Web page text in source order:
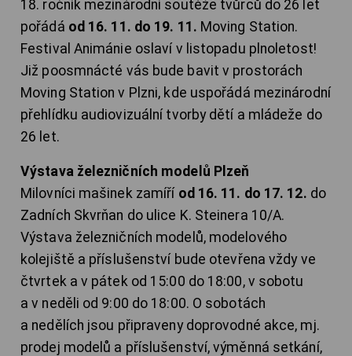
18. ročník mezinárodní soutěže tvůrců do 26 let
pořádá od 16. 11. do 19. 11. Moving Station.
Festival Animánie oslaví v listopadu plnoletost!
Již poosmnácté vás bude bavit v prostorách
Moving Station v Plzni, kde uspořádá mezinárodní
přehlídku audiovizuální tvorby dětí a mládeže do
26 let.
Výstava železničních modelů Plzeň
Milovníci mašinek zamíří od 16. 11. do 17. 12. do
Zadních Skvrňan do ulice K. Steinera 10/A.
Výstava železničních modelů, modelového
kolejiště a příslušenství bude otevřena vždy ve
čtvrtek a v pátek od 15:00 do 18:00, v sobotu
a v neděli od 9:00 do 18:00. O sobotách
a nedělích jsou připraveny doprovodné akce, mj.
prodej modelů a příslušenství, výměnná setkání,